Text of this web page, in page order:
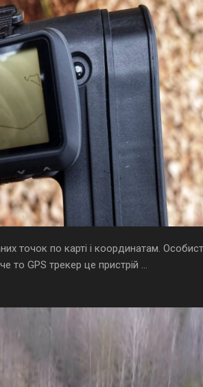
точок по карті і координатам.
GPS трекер це пристрій ...